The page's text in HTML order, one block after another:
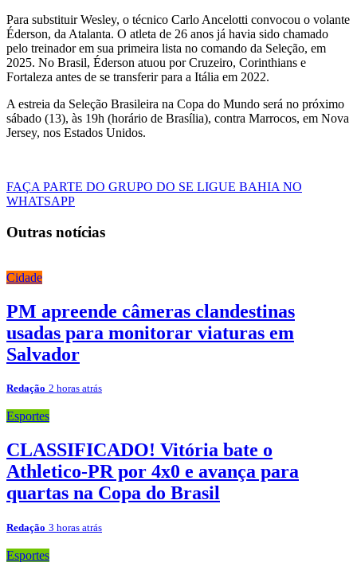
Para substituir Wesley, o técnico Carlo Ancelotti convocou o volante
Éderson, da Atalanta. O atleta de 26 anos já havia sido chamado
pelo treinador em sua primeira lista no comando da Seleção, em
2025. No Brasil, Éderson atuou por Cruzeiro, Corinthians e
Fortaleza antes de se transferir para a Itália em 2022.
A estreia da Seleção Brasileira na Copa do Mundo será no próximo
sábado (13), às 19h (horário de Brasília), contra Marrocos, em Nova
Jersey, nos Estados Unidos.
FAÇA PARTE DO GRUPO DO SE LIGUE BAHIA NO
WHATSAPP
Outras notícias
Cidade
PM apreende câmeras clandestinas
usadas para monitorar viaturas em
Salvador
Redação 2 horas atrás
Esportes
CLASSIFICADO! Vitória bate o
Athletico-PR por 4x0 e avança para
quartas na Copa do Brasil
Redação 3 horas atrás
Esportes